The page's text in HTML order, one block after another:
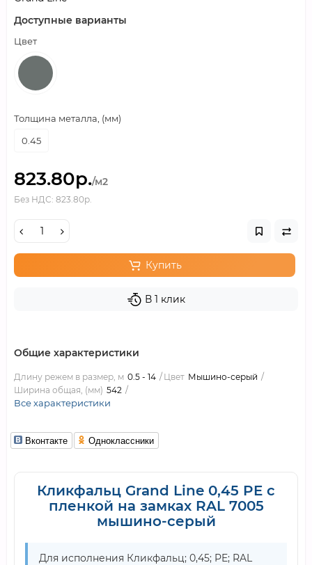
Доступные варианты
Цвет
Толщина металла, (мм)
0.45
823.80р./м2
Без НДС: 823.80р.
Купить
В 1 клик
Общие характеристики
Длину режем в размер, м 0.5 - 14 Цвет Мышино-серый
Ширина общая, (мм) 542
Все характеристики
Вконтакте Одноклассники
Кликфальц Grand Line 0,45 PE с
пленкой на замках RAL 7005
мышино-серый
Для исполнения Кликфальц; 0,45; PE; RAL